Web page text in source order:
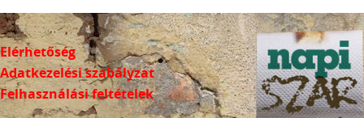
Elérhetőség
Adatkezelési szabályzat
Felhasználási feltételek